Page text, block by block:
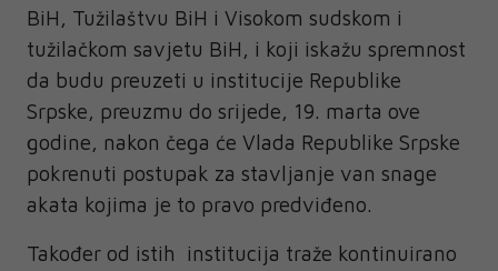
BiH, Tužilaštvu BiH i Visokom sudskom i
tužilačkom savjetu BiH, i koji iskažu spremnost
da budu preuzeti u institucije Republike
Srpske, preuzmu do srijede, 19. marta ove
godine, nakon čega će Vlada Republike Srpske
pokrenuti postupak za stavljanje van snage
akata kojima je to pravo predviđeno.
Također od istih institucija traže kontinuirano